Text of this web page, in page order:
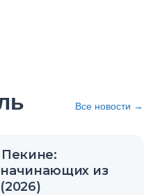
Все новости →
Пекине:
из